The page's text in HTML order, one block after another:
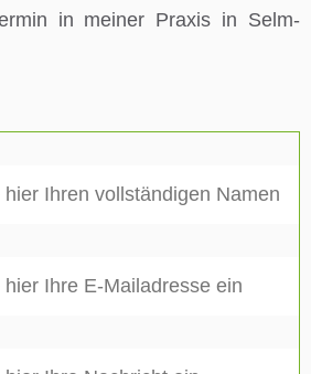
in meiner Praxis in Selm-